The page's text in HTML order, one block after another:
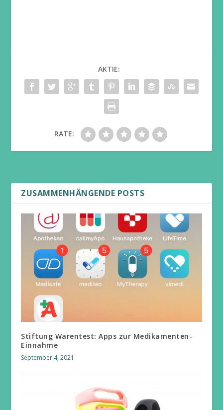
AKTIE:
RATE:
ZUSAMMENHÄNGENDE POSTS
Stiftung Warentest: Apps zur Medikamenten-
Einnahme
September 4, 2021